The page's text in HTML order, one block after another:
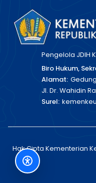
Pengelola JDIH
Biro Hukum,
Alamat:
Jl. Dr. Wahidin
Surel:
Hak Cipta Kementerian